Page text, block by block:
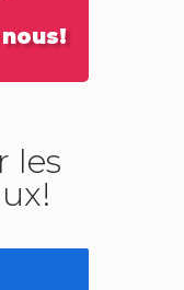
les